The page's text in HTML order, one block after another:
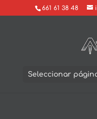
661 61 38 48
Seleccionar